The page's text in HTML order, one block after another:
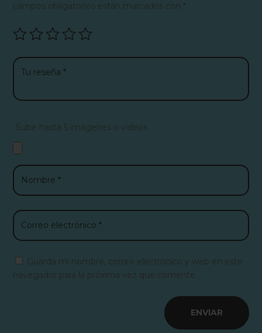
campos obligatorios están marcados con *
Sube hasta 5 imágenes o vídeos
Guarda mi nombre, correo electrónico y web en este
navegador para la próxima vez que comente.
ENVIAR